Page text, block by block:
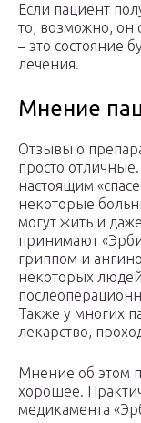
Если пациент
то, возможно, он
– это состояние
лечения.
Мнение
Отзывы о
просто
настоящим
некоторые
могут жить и
принимают
гриппом и
некоторых
Также у многих
лекарство,
Мнение об этом
хорошее.
медикамента